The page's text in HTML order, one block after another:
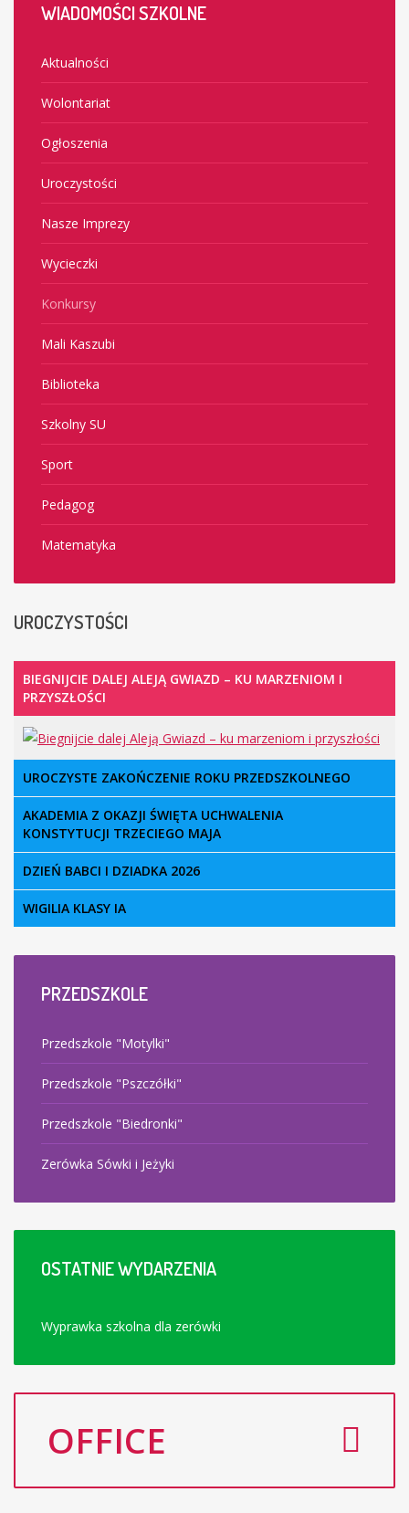
WIADOMOŚCISZKOLNE
Aktualności
Wolontariat
Ogłoszenia
Uroczystości
Nasze Imprezy
Wycieczki
Konkursy
Mali Kaszubi
Biblioteka
Szkolny SU
Sport
Pedagog
Matematyka
UROCZYSTOŚCI
BIEGNIJCIE DALEJ ALEJĄ GWIAZD – KU MARZENIOM I
PRZYSZŁOŚCI
UROCZYSTE ZAKOŃCZENIE ROKU PRZEDSZKOLNEGO
AKADEMIA Z OKAZJI ŚWIĘTA UCHWALENIA
KONSTYTUCJI TRZECIEGO MAJA
DZIEŃ BABCI I DZIADKA 2026
WIGILIA KLASY IA
PRZEDSZKOLE
Przedszkole "Motylki"
Przedszkole "Pszczółki"
Przedszkole "Biedronki"
Zerówka Sówki i Jeżyki
OSTATNIEWYDARZENIA
Wyprawka szkolna dla zerówki
OFFICE